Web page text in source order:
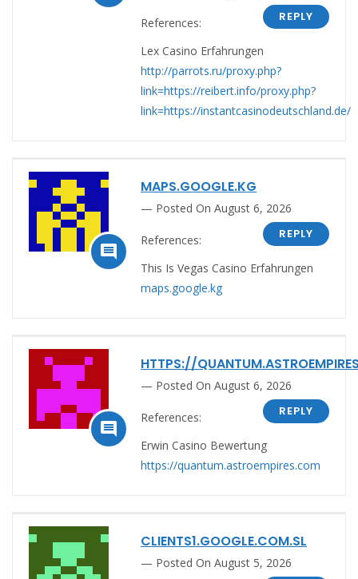
REPLY
References:
Lex Casino Erfahrungen
http://parrots.ru/proxy.php?
link=https://reibert.info/proxy.php?
link=https://instantcasinodeutschland.de/

MAPS.GOOGLE.KG
Posted On August 6, 2026
REPLY
References:
This Is Vegas Casino Erfahrungen
maps.google.kg

HTTPS://
Posted On August 6, 2026
REPLY
References:
Erwin Casino Bewertung
https://quantum.astroempires.com
CLIENTS1.GOOGLE.COM.SL
Posted On August 5, 2026